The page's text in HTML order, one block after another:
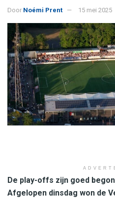
Door Noémi Prent 15 mei 2025
De play-offs zijn goed
Afgelopen dinsdag won de